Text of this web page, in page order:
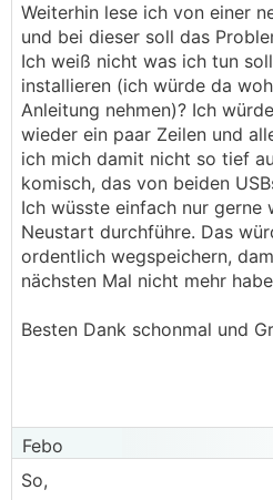
Weiterhin lese ich von einer
und bei dieser soll das
Ich weiß nicht was ich tun
installieren (ich würde da
Anleitung nehmen)? Ich
wieder ein paar Zeilen und
ich mich damit nicht so tief
komisch, das von beiden
Ich wüsste einfach nur gerne
Neustart durchführe. Das
ordentlich wegspeichern,
nächsten Mal nicht mehr
Besten Dank schonmal und
Febo
So,